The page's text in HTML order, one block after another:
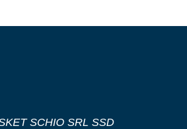
SCHIO SRL SSD